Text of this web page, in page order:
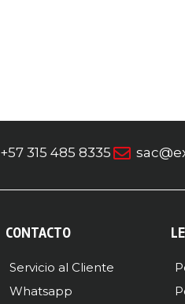
+57 315 485 8335
CONTACTO
Servicio al Cliente
Whatsapp